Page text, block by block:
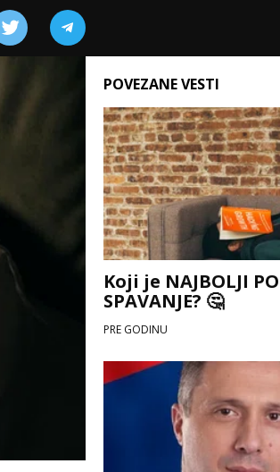
POVEZANE VESTI
Koji je NAJBOLJI
SPAVANJE? 🤔
PRE GODINU